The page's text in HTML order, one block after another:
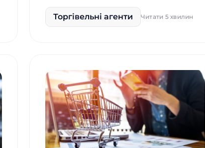
Торгівельні агенти Читати 5 хвилин